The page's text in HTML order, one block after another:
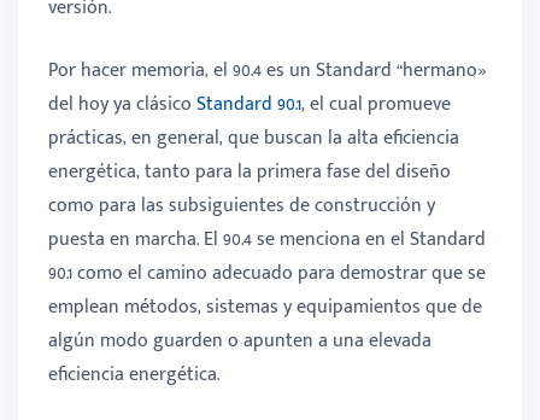
versión.
Por hacer memoria, el 90.4 es un Standard “hermano»
del hoy ya clásicoStandard 90.1, el cual promueve
prácticas, en general, que buscan la alta eficiencia
energética, tanto para la primera fase del diseño
como para las subsiguientes de construcción y
puesta en marcha. El 90.4 se menciona en el Standard
90.1 como el camino adecuado para demostrar que se
emplean métodos, sistemas y equipamientos que de
algún modo guarden o apunten a una elevada
eficiencia energética.